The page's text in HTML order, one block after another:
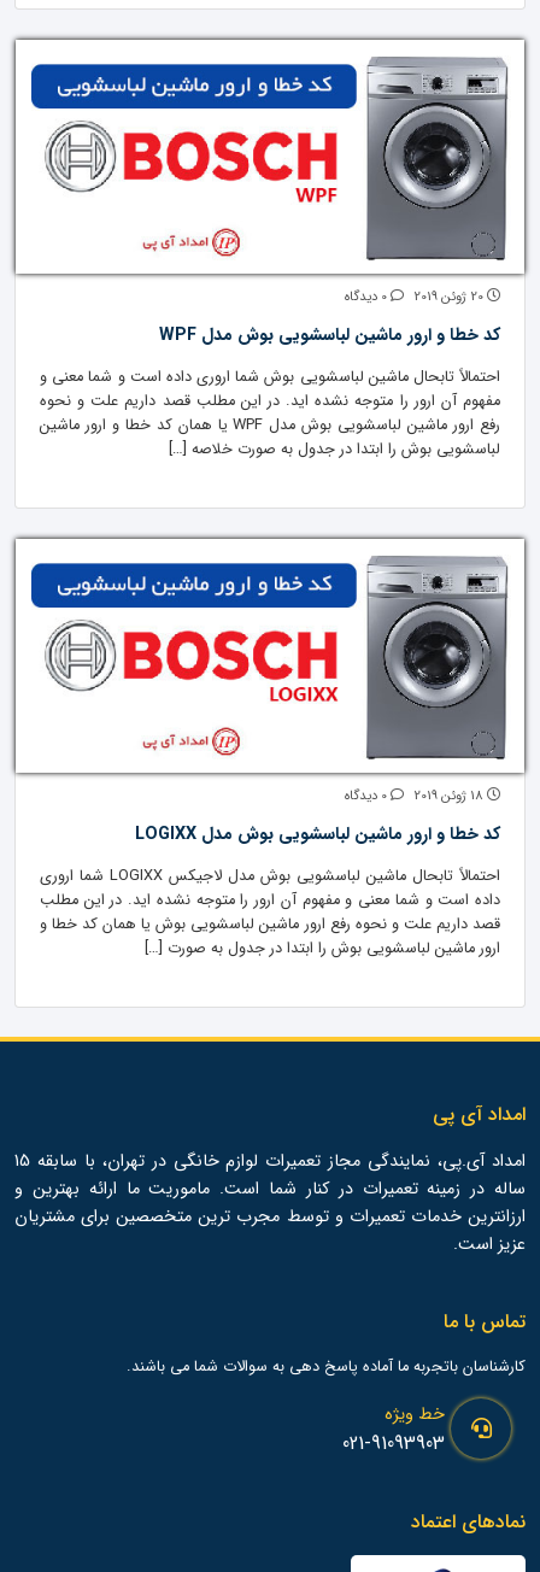
کد خطا و ارور ماشین لباسشویی بوش مدل WPF
احتمالاً تابحال ماشین لباسشویی بوش شما اروری داده است و شما معنی و
مفهوم آن ارور را متوجه نشده اید. در این مطلب قصد داریم علت و نحوه
رفع ارور ماشین لباسشویی بوش مدل WPF یا همان کد خطا و ارور ماشین
لباسشویی بوش را ابتدا در جدول به صورت خلاصه […]
کد خطا و ارور ماشین لباسشویی بوش مدل LOGIXX
احتمالاً تابحال ماشین لباسشویی بوش مدل لاجیکس LOGIXX شما اروری
داده است و شما معنی و مفهوم آن ارور را متوجه نشده اید. در این مطلب
قصد داریم علت و نحوه رفع ارور ماشین لباسشویی بوش یا همان کد خطا و
ارور ماشین لباسشویی بوش را ابتدا در جدول به صورت […]
امداد آی پی
امداد آی.پی، نمایندگی مجاز تعمیرات لوازم خانگی در تهران، با سابقه 15
ساله در زمینه تعمیرات در کنار شما است. ماموریت ما ارائه بهترین و
ارزانترین خدمات تعمیرات و توسط مجرب ترین متخصصین برای مشتریان
عزیز است.
تماس با ما
کارشناسان باتجربه ما آماده پاسخ دهی به سوالات شما می باشند.
خط ویژه
021-91093903
نمادهای اعتماد